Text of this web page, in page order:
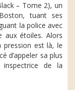
– Tome 2), un
tuant ses
la police avec
aux étoiles. Alors
pression est là, le
d’appeler sa plus
de la